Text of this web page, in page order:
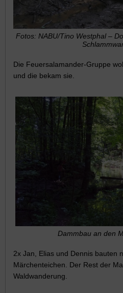
Fotos: NABU/Tino Westphal –
Die Feuersalamander-Gruppe
und die bekam sie.
Dammbau an den
2x Jan, Elias und Dennis bauten
Märchenteichen. Der Rest der
Waldwanderung.